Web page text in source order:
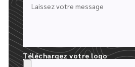
En bref, le chapeau de papa
construction non structurée,
sangle réglable et tissu doux
Téléchargez votre logo